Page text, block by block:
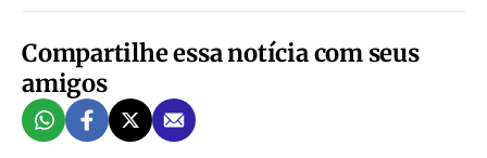
Compartilhe essa notícia com seus
amigos